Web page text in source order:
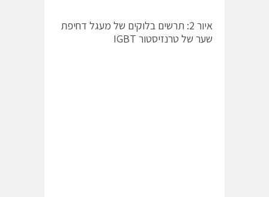
איור 2: תרשים בלוקים של מעגל דחיפת
שער של טרנזיסטור IGBT